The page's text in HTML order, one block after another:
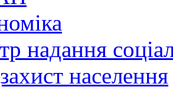
надання
населення